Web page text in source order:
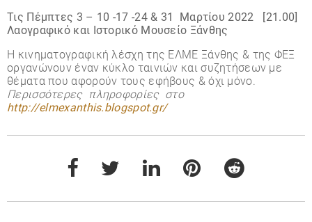
Τις Πέμπτες 3 – 10 -17 -24 & 31 Μαρτίου 2022 [21.00]
Λαογραφικό και Ιστορικό Μουσείο Ξάνθης
Η κινηματογραφική λέσχη της ΕΛΜΕ Ξάνθης & της ΦΕΞ
οργανώνουν έναν κύκλο ταινιών και συζητήσεων με
θέματα που αφορούν τους εφήβους & όχι μόνο.
Περισσότερες πληροφορίες στο
http://elmexanthis.blogspot.gr/